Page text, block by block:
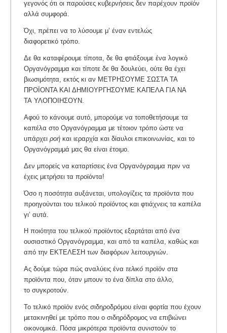
γεγονός ότι οι παρούσες κυβερνήσεις δεν παρέχουν προϊόν
αλλά συμφορά.
Όχι, πρέπει να το λύσουμε μ’ έναν εντελώς
διαφορετικό τρόπο.
Δε θα καταφέρουμε τίποτα, δε θα φτιάξουμε ένα λογικό
Οργανόγραμμα και τίποτε δε θα δουλεύει, ούτε θα έχει
βιωσιμότητα, εκτός κι αν ΜΕΤΡΗΣΟΥΜΕ ΣΩΣΤΑ ΤΑ
ΠΡΟΪΟΝΤΑ ΚΑΙ ΔΗΜΙΟΥΡΓΗΣΟΥΜΕ ΚΑΠΕΛΑ ΓΙΑ ΝΑ
ΤΑ ΥΛΟΠΟΙΗΣΟΥΝ.
Αφού το κάνουμε αυτό, μπορούμε να τοποθετήσουμε τα
καπέλα στο Οργανόγραμμα με τέτοιον τρόπο ώστε να
υπάρχει ροή και ιεραρχία και δίαυλοι επικοινωνίας, και το
Οργανόγραμμά μας θα είναι έτοιμο.
Δεν μπορείς να καταρτίσεις ένα Οργανόγραμμα πριν να
έχεις μετρήσει τα προϊόντα!
Όσο η ποσότητα αυξάνεται, υπολογίζεις τα προϊόντα που
προηγούνται του τελικού προϊόντος και φτιάχνεις τα καπέλα
γι’ αυτά.
Η ποιότητα του τελικού προϊόντος εξαρτάται από ένα
ουσιαστικό Οργανόγραμμα, και από τα καπέλα, καθώς και
από την ΕΚΤΕΛΕΣΗ των διαφόρων λειτουργιών.
Ας δούμε τώρα πώς αναλύεις ένα τελικό προϊόν στα
προϊόντα που, όταν μπουν το ένα δίπλα στο άλλο,
το συγκροτούν.
Το τελικό προϊόν ενός σιδηροδρόμου είναι φορτία που έχουν
μετακινηθεί με τρόπο που ο σιδηρόδρομος να επιβιώνει
οικονομικά. Πόσα μικρότερα προϊόντα συνιστούν το